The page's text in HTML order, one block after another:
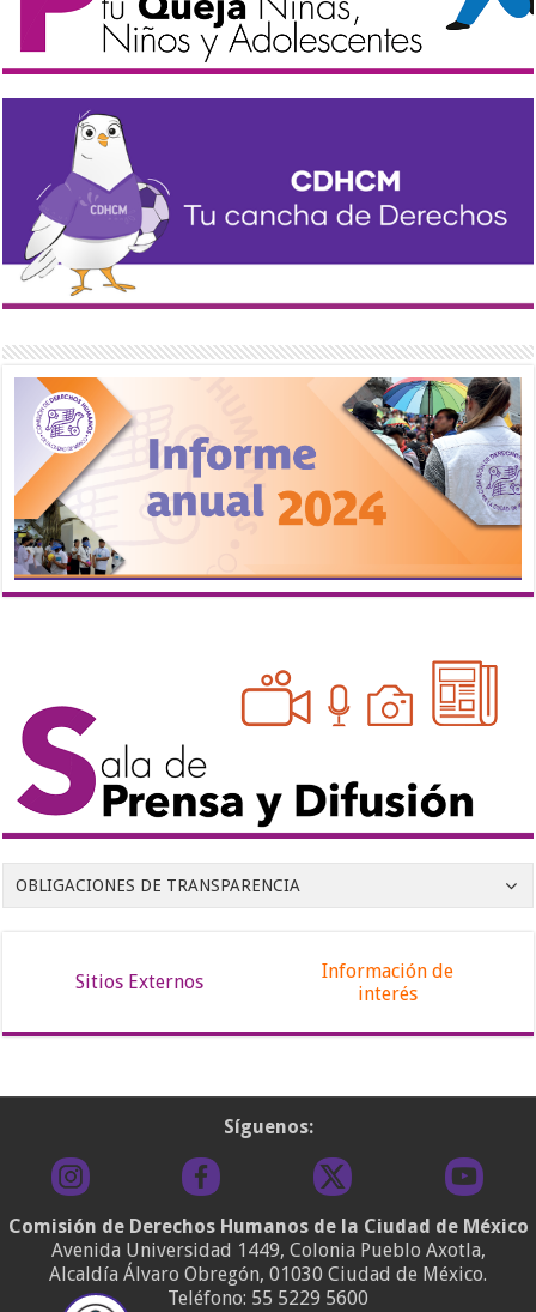
OBLIGACIONES DE TRANSPARENCIA
Sitios Externos
Información de
interés
Síguenos:
Comisión de Derechos Humanos de la Ciudad de México
Avenida Universidad 1449, Colonia Pueblo Axotla,
Alcaldía Álvaro Obregón, 01030 Ciudad de México.
Teléfono: 55 5229 5600